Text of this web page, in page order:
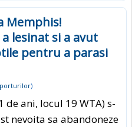
Memphis!
lesinat si a avut
pentru a parasi
)
de ani, locul 19 WTA) s-
nevoita sa abandoneze